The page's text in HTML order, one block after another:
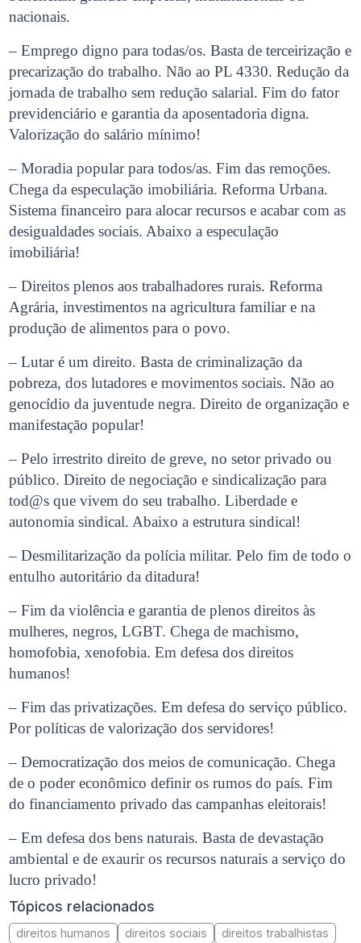
nacionais.
– Emprego digno para todas/os. Basta de terceirização e
precarização do trabalho. Não ao PL 4330. Redução da
jornada de trabalho sem redução salarial. Fim do fator
previdenciário e garantia da aposentadoria digna.
Valorização do salário mínimo!
– Moradia popular para todos/as. Fim das remoções.
Chega da especulação imobiliária. Reforma Urbana.
Sistema financeiro para alocar recursos e acabar com as
desigualdades sociais. Abaixo a especulação
imobiliária!
– Direitos plenos aos trabalhadores rurais. Reforma
Agrária, investimentos na agricultura familiar e na
produção de alimentos para o povo.
– Lutar é um direito. Basta de criminalização da
pobreza, dos lutadores e movimentos sociais. Não ao
genocídio da juventude negra. Direito de organização e
manifestação popular!
– Pelo irrestrito direito de greve, no setor privado ou
público. Direito de negociação e sindicalização para
tod@s que vivem do seu trabalho. Liberdade e
autonomia sindical. Abaixo a estrutura sindical!
– Desmilitarização da polícia militar. Pelo fim de todo o
entulho autoritário da ditadura!
– Fim da violência e garantia de plenos direitos às
mulheres, negros, LGBT. Chega de machismo,
homofobia, xenofobia. Em defesa dos direitos
humanos!
– Fim das privatizações. Em defesa do serviço público.
Por políticas de valorização dos servidores!
– Democratização dos meios de comunicação. Chega
de o poder econômico definir os rumos do país. Fim
do financiamento privado das campanhas eleitorais!
– Em defesa dos bens naturais. Basta de devastação
ambiental e de exaurir os recursos naturais a serviço do
lucro privado!
Tópicos relacionados
direitos humanos direitos sociais
direitos trabalhistas